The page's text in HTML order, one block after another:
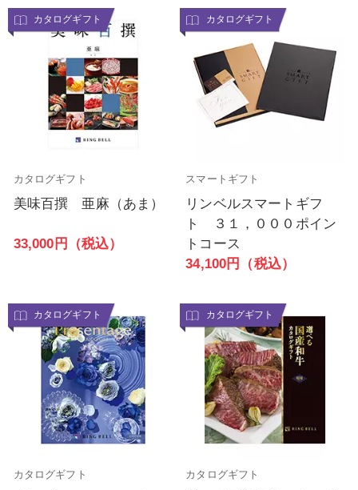
カタログギフト
カタログギフト
美味百撰 亜麻（あま）
33,000円（税込）
カタログギフト
スマートギフト
リンベルスマートギフ
ト ３１，０００ポイン
トコース
34,100円（税込）
カタログギフト
カタログギフト
カタログギフト
カタログギフト